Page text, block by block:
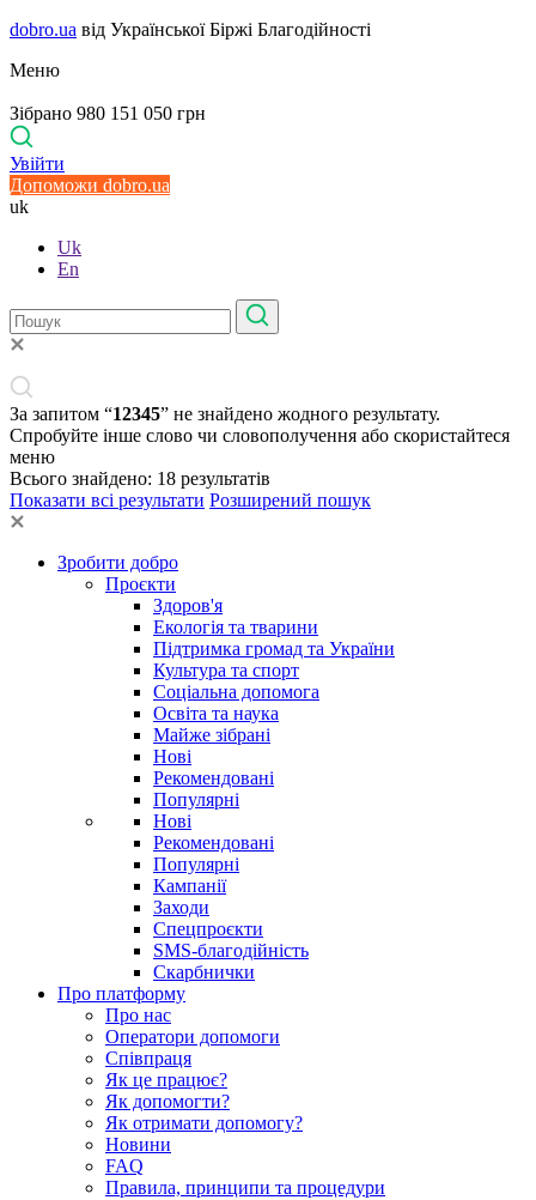
dobro.ua від Української Біржі Благодійності
Меню
Зібрано 980 151 050 грн
Увійти
Допоможи dobro.ua
uk
Uk
En
За запитом “12345” не знайдено жодного результату.
Спробуйте інше слово чи словополучення або скористайтеся
меню
Всього знайдено: 18 результатів
Показати всі результати Розширений пошук
Зробити добро
Проєкти
Здоров'я
Екологія та тварини
Підтримка громад та України
Культура та спорт
Соціальна допомога
Освіта та наука
Майже зібрані
Нові
Рекомендовані
Популярні
Нові
Рекомендовані
Популярні
Кампанії
Заходи
Спецпроєкти
SMS-благодійність
Скарбнички
Про платформу
Про нас
Оператори допомоги
Співпраця
Як це працює?
Як допомогти?
Як отримати допомогу?
Новини
FAQ
Правила, принципи та процедури